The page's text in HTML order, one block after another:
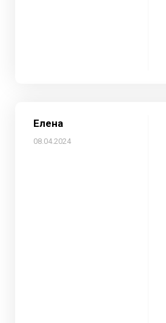
Елена
08.04.2024